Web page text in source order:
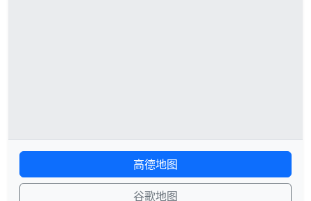
高德地图
谷歌地图